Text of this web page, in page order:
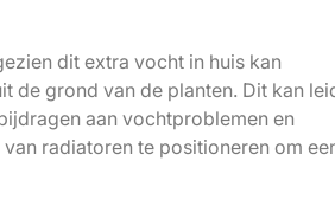
dit extra vocht in huis kan
de grond van de planten. Dit kan
aan vochtproblemen en
radiatoren te positioneren om